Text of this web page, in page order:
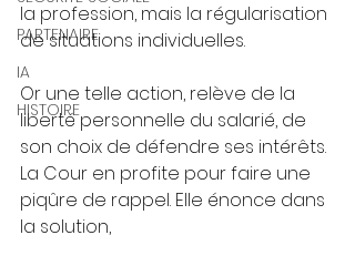
PARTENAIRE
IA
HISTOIRE
la profession, mais la régularisation
de situations individuelles.
Or une telle action, relève de la
liberté personnelle du salarié, de
son choix de défendre ses intérêts.
La Cour en profite pour faire une
piqûre de rappel. Elle énonce dans
la solution,